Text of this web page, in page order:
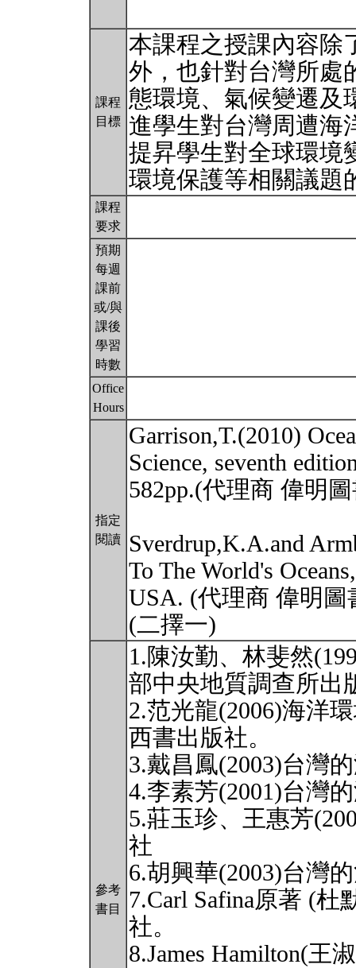
課程
目標
本課程之授課內容除
外，也針對台灣所處
態環境、氣候變遷及
進學生對台灣周遭海
提昇學生對全球環境
環境保護等相關議
課程
要求
預期
每週
課前
或/與
課後
學習
時數
Office
Hours
指定
閱讀
Garrison,T.(2010)
Science, seventh
582pp.(代理商 偉明
Sverdrup,K.A.and
To The World's
USA. (代理商 偉明圖
(二擇一)
參考
書目
1.陳汝勤、林斐然
部中央地質調查所出
2.范光龍(2006)海洋
西書出版社。
3.戴昌鳳(2003)台灣
4.李素芳(2001)台灣
5.莊玉珍、王惠芳
社
6.胡興華(2003)台灣
7.Carl Safina原著 (
社。
8.James Hamilton(王